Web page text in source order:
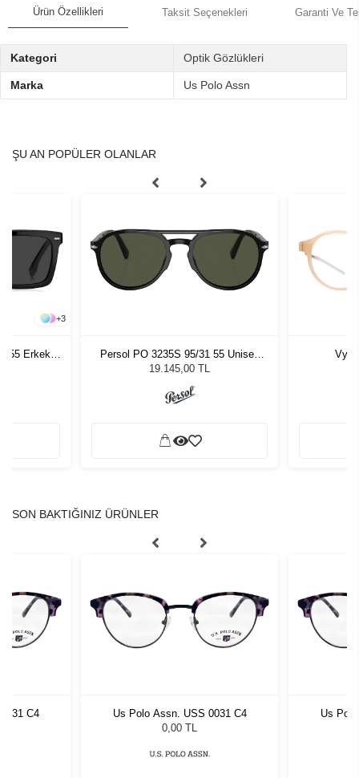
Ürün Özellikleri Taksit Seçenekleri Garanti Ve
Kategori Optik Gözlükleri
Marka Us Polo Assn
ŞU AN POPÜLER OLANLAR
+3
55 Erkek
Persol PO 3235S 95/31 55 Unisex
Güneş Gözlüğü
19.145,00 TL
SON BAKTIĞINIZ ÜRÜNLER
C4
Us Polo Assn. USS 0031 C4
0,00 TL
Us